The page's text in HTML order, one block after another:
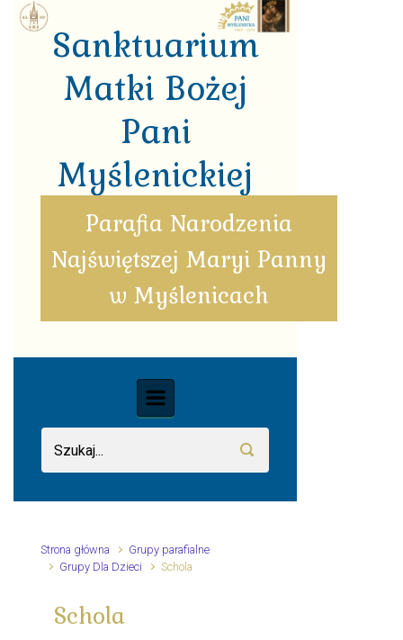
Skip to main content
Sanktuarium
Matki Bożej
Pani
Myślenickiej
Parafia Narodzenia
Najświętszej Maryi Panny
w Myślenicach
Strona główna
Grupy parafialne
Grupy Dla Dzieci
Schola
Schola